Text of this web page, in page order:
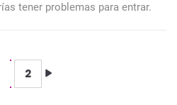
tener problemas para entrar.
2